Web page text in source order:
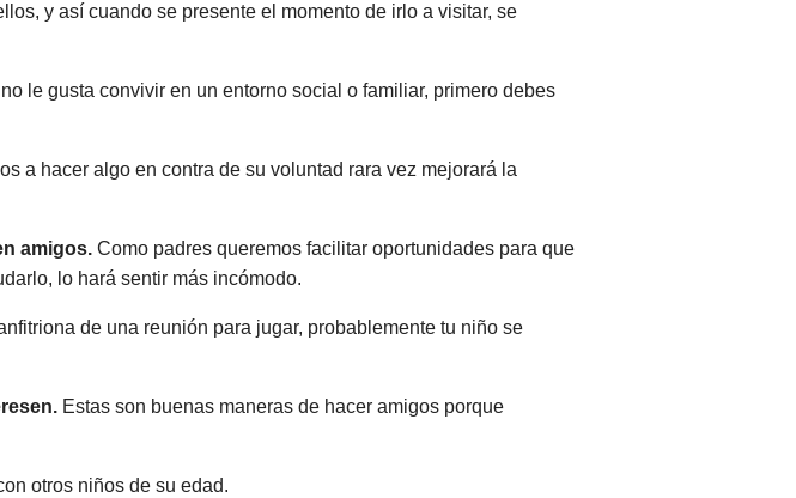
y así cuando se presente el momento de irlo a visitar, se
le gusta convivir en un entorno social o familiar, primero debes
a hacer algo en contra de su voluntad rara vez mejorará la
amigos. Como padres queremos facilitar oportunidades para que
lo hará sentir más incómodo.
de una reunión para jugar, probablemente tu niño se
Estas son buenas maneras de hacer amigos porque
otros niños de su edad.